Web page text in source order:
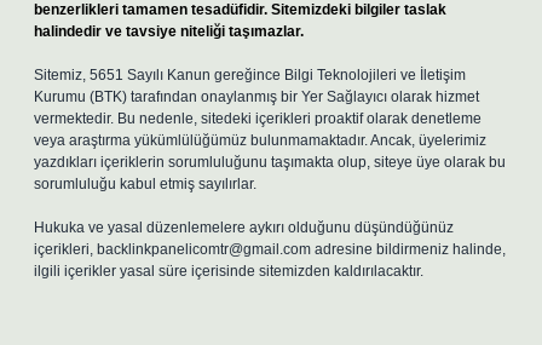
benzerlikleri tamamen tesadüfidir. Sitemizdeki bilgiler taslak
halindedir ve tavsiye niteliği taşımazlar.
Sitemiz, 5651 Sayılı Kanun gereğince Bilgi Teknolojileri ve İletişim
Kurumu (BTK) tarafından onaylanmış bir Yer Sağlayıcı olarak hizmet
vermektedir. Bu nedenle, sitedeki içerikleri proaktif olarak denetleme
veya araştırma yükümlülüğümüz bulunmamaktadır. Ancak, üyelerimiz
yazdıkları içeriklerin sorumluluğunu taşımakta olup, siteye üye olarak bu
sorumluluğu kabul etmiş sayılırlar.
Hukuka ve yasal düzenlemelere aykırı olduğunu düşündüğünüz
içerikleri, backlinkpanelicomtr@gmail.com adresine bildirmeniz halinde,
ilgili içerikler yasal süre içerisinde sitemizden kaldırılacaktır.